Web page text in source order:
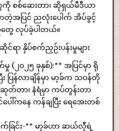
ကို စစ်ဆေးတာ၊ ဆိုရှယ်မီဒီယာ
အပြင် ညလုံးပေါက် အိပ်ခွင့်
မှုတွေ လုပ်ခဲ့ပါတယ်။
ရာ နှိပ်စက်ညှဉ်းပန်းမှုများ
၂၀၂၅ ခုနှစ်):** အပြင်မှာ ရို
ပြန်လာချိန်မှာ မာ့ခ်က သဝန်တို
တာ၊ နံရံမှာ ကပ်တွန်းတာ
ကနေ ကန်ချပြီး ရေအေးတစ်
ြင်း-** မာ့ခ်ဟာ ဆယ်လီ့ရဲ့